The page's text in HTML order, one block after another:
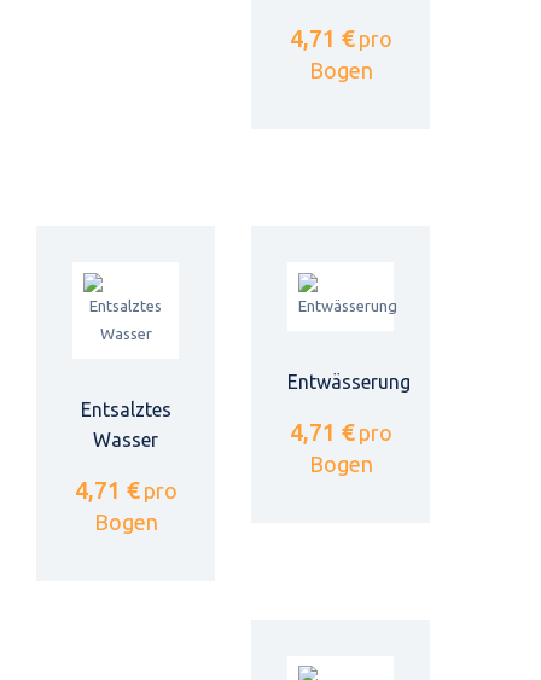
4,71 € pro
Bogen
Entsalztes
Wasser
4,71 € pro
Bogen
Entwässerung
4,71 € pro
Bogen